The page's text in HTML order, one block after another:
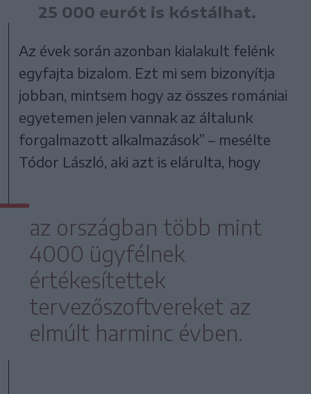
25 000 eurót is kóstálhat.
Az évek során azonban kialakult felénk
egyfajta bizalom. Ezt mi sem bizonyítja
jobban, mintsem hogy az összes romániai
egyetemen jelen vannak az általunk
forgalmazott alkalmazások” – mesélte
Tódor László, aki azt is elárulta, hogy
az országban több mint
4000 ügyfélnek
értékesítettek
tervezőszoftvereket az
elmúlt harminc évben.